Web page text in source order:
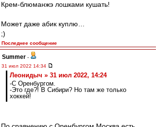
Крем-блюманжэ лошками кушать!
Может даже абик куплю…
;)
Последнее сообщение
Summer -
31 июл 2022 14:34
Леонидыч » 31 июл 2022, 14:24
-С Оренбургом.
-Это где?! В Сибири? Но там же только
хоккей!